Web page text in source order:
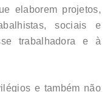
elaborem projetos,
sociais e
trabalhadora e à
e também não